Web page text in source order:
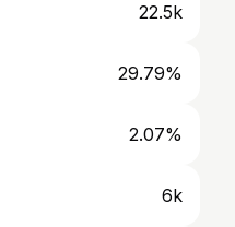
22.5k
29.79%
2.07%
6k